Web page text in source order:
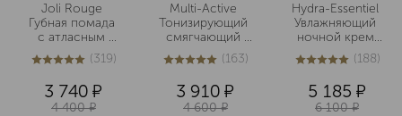
Joli Rouge
Губная помада
с атласным
эффектом
4.9из5319 (319)
3 740 ¤
4 400 ¤
Multi-Active
Тонизирующий
смягчающий
флюид
5из 5163 (163)
3 910 ¤
4 600 ¤
Hydra-Essentiel
Увлажняющий
ночной крем
для любого
типа кожи
5из 5188 (188)
5 185 ¤
6 100 ¤